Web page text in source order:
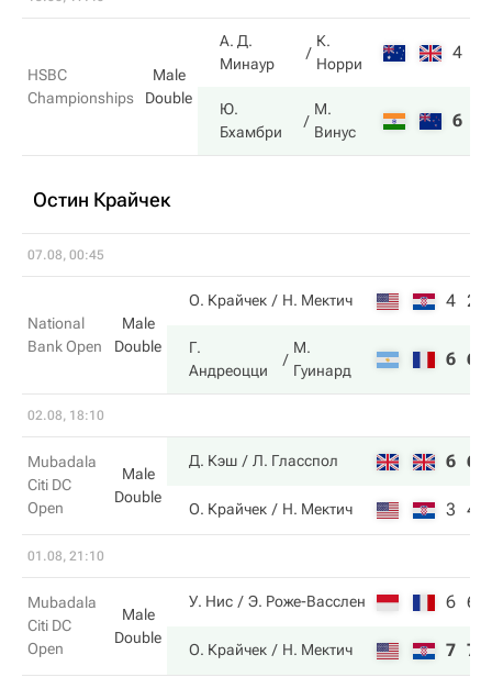
HSBC
Championships
Male
Double
А. Д.
Минаур
К.
Норри
4
Ю.
Бхамбри
М.
Винус
6
Остин Крайчек
07.08, 00:45
National
Bank Open
Male
Double
О. Крайчек Н. Мектич 4 2
Г.
Андреоцци
М.
Гуинард
6 6
02.08, 18:10
Mubadala
Citi DC
Open
Male
Double
Д. Кэш Л. Гласспол 6 6
О. Крайчек Н. Мектич 3 4
01.08, 21:10
Mubadala
Citi DC
Open
Male
Double
У. Нис Э. Роже-Васслен 6 6
О. Крайчек Н. Мектич 7 7